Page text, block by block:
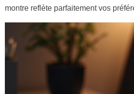
montre reflète parfaitement vos